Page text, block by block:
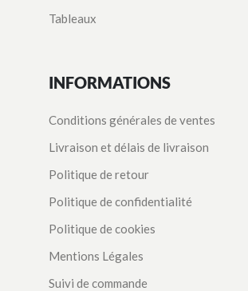
Tableaux
INFORMATIONS
Conditions générales de ventes
Livraison et délais de livraison
Politique de retour
Politique de confidentialité
Politique de cookies
Mentions Légales
Suivi de commande